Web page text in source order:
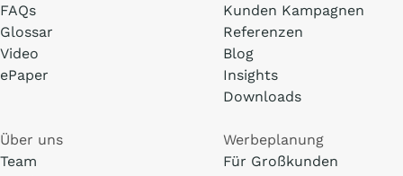
FAQs
Glossar
Video
ePaper
Kunden Kampagnen
Referenzen
Blog
Insights
Downloads
Über uns
Team
Werbeplanung
Für Großkunden